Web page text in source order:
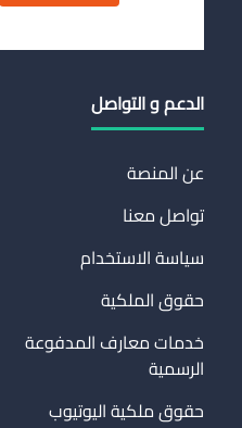
الدعم و التواصل
عن المنصة
تواصل معنا
سياسة الاستخدام
حقوق الملكية
خدمات معارف المدفوعة
الرسمية
حقوق ملكية اليوتيوب